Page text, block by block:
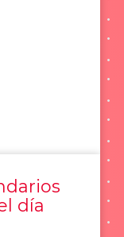
día